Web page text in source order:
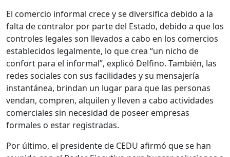
El comercio informal crece y se diversifica debido a la
falta de contralor por parte del Estado, debido a que los
controles legales son llevados a cabo en los comercios
establecidos legalmente, lo que crea “un nicho de
confort para el informal”, explicó Delfino. También, las
redes sociales con sus facilidades y su mensajería
instantánea, brindan un lugar para que las personas
vendan, compren, alquilen y lleven a cabo actividades
comerciales sin necesidad de poseer empresas
formales o estar registradas.
Por último, el presidente de CEDU afirmó que se han